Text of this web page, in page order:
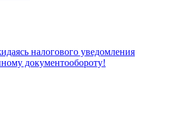
налогового уведомления
документообороту!